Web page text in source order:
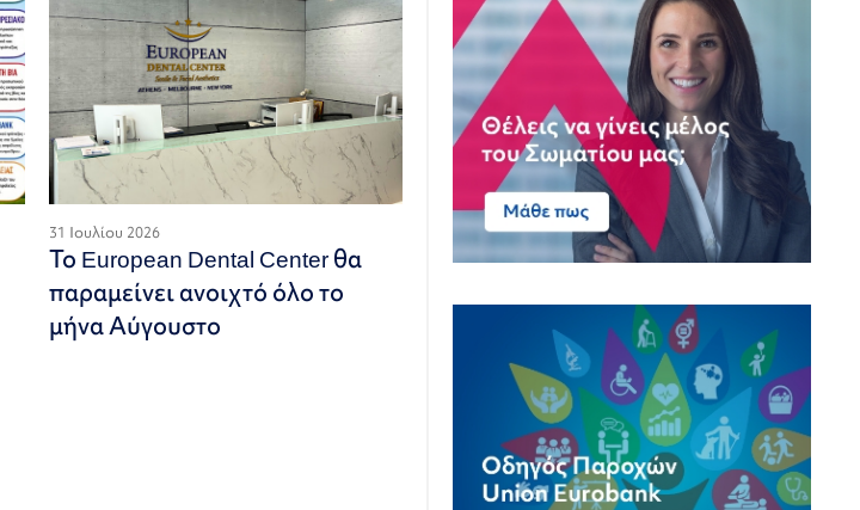
31 Ιουλίου 2026
Το European Dental Center θα
παραμείνει ανοιχτό όλο το
μήνα Αύγουστο